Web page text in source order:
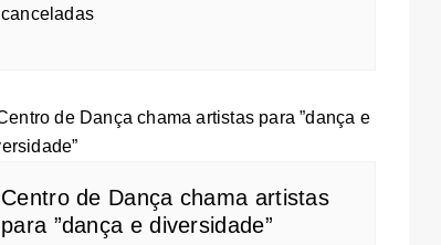
canceladas
Centro de Dança chama artistas
para ”dança e diversidade”